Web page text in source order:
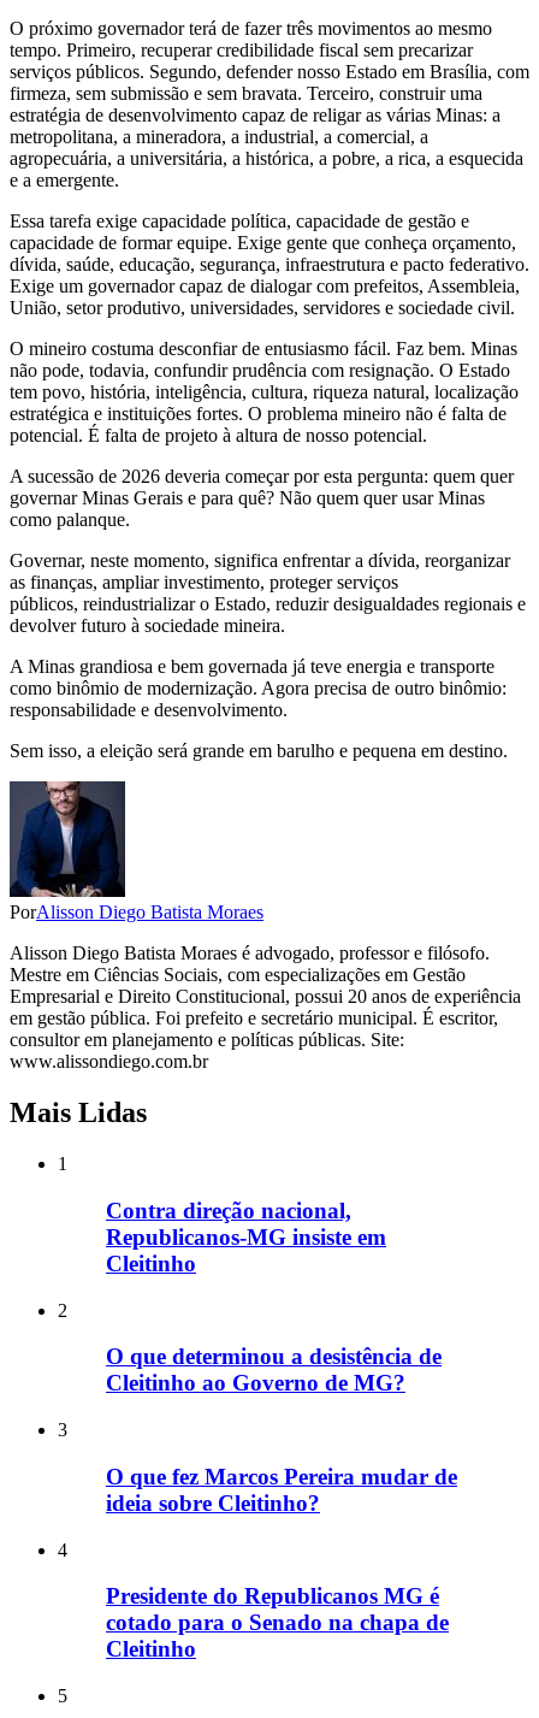
O próximo governador terá de fazer três movimentos ao mesmo
tempo. Primeiro, recuperar credibilidade fiscal sem precarizar
serviços públicos. Segundo, defender nosso Estado em Brasília, com
firmeza, sem submissão e sem bravata. Terceiro, construir uma
estratégia de desenvolvimento capaz de religar as várias Minas: a
metropolitana, a mineradora, a industrial, a comercial, a
agropecuária, a universitária, a histórica, a pobre, a rica, a esquecida
e a emergente.
Essa tarefa exige capacidade política, capacidade de gestão e
capacidade de formar equipe. Exige gente que conheça orçamento,
dívida, saúde, educação, segurança, infraestrutura e pacto federativo.
Exige um governador capaz de dialogar com prefeitos, Assembleia,
União, setor produtivo, universidades, servidores e sociedade civil.
O mineiro costuma desconfiar de entusiasmo fácil. Faz bem. Minas
não pode, todavia, confundir prudência com resignação. O Estado
tem povo, história, inteligência, cultura, riqueza natural, localização
estratégica e instituições fortes. O problema mineiro não é falta de
potencial. É falta de projeto à altura de nosso potencial.
A sucessão de 2026 deveria começar por esta pergunta: quem quer
governar Minas Gerais e para quê? Não quem quer usar Minas
como palanque.
Governar, neste momento, significa enfrentar a dívida, reorganizar
as finanças, ampliar investimento, proteger serviços
públicos, reindustrializar o Estado, reduzir desigualdades regionais e
devolver futuro à sociedade mineira.
A Minas grandiosa e bem governada já teve energia e transporte
como binômio de modernização. Agora precisa de outro binômio:
responsabilidade e desenvolvimento.
Sem isso, a eleição será grande em barulho e pequena em destino.
PorAlisson Diego Batista Moraes
Alisson Diego Batista Moraes é advogado, professor e filósofo.
Mestre em Ciências Sociais, com especializações em Gestão
Empresarial e Direito Constitucional, possui 20 anos de experiência
em gestão pública. Foi prefeito e secretário municipal. É escritor,
consultor em planejamento e políticas públicas. Site:
www.alissondiego.com.br
Mais Lidas
1
Contra direção nacional,
Republicanos-MG insiste em
Cleitinho
2
O que determinou a desistência de
Cleitinho ao Governo de MG?
3
O que fez Marcos Pereira mudar de
ideia sobre Cleitinho?
4
Presidente do Republicanos MG é
cotado para o Senado na chapa de
Cleitinho
5